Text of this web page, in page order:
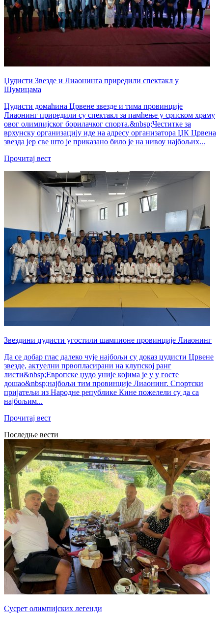
Џудисти Звезде и Лиаонинга приредили спектакл у
Шумицама
Џудисти домаћина Црвене звезде и тима провинције
Лиаонинг приредили су спектакл за памћење у српском храму
овог олимпијског борилачког спорта.&nbsp;Честитке за
врхунску организацију иде на адресу организатора ЏК Црвена
звезда јер све што је приказано било је на нивоу најбољих...
Прочитај вест
Звездини џудисти угостили шампионе провинције Лиаонинг
Да се добар глас далеко чује најбољи су доказ џудисти Црвене
звезде, актуелни првопласирани на клупској ранг
листи&nbsp;Европске џудо уније којима је у у госте
дошао&nbsp;најбољи тим провинције Лиаонинг. Спортски
пријатељи из Народне републике Кине пожелели су да са
најбољим...
Прочитај вест
Последње вести
Сусрет олимпијских легенди